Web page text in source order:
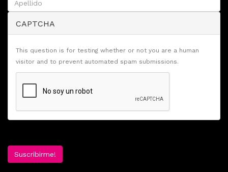
CAPTCHA
This question is for testing whether or not you are a human
visitor and to prevent automated spam submissions.
Suscribirme!